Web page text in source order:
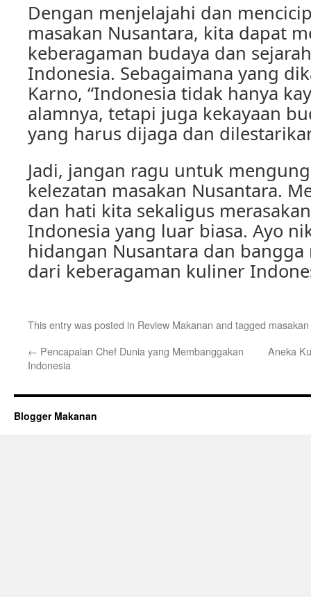
Dengan menjelajahi dan
masakan Nusantara, kita dapat
keberagaman budaya dan
Indonesia. Sebagaimana yang
Karno, “Indonesia tidak hanya
alamnya, tetapi juga kekayaan
yang harus dijaga dan
Jadi, jangan ragu untuk
kelezatan masakan Nusantara.
dan hati kita sekaligus
Indonesia yang luar biasa. Ayo
hidangan Nusantara dan
dari keberagaman kuliner
This entry was posted in Review Makanan and tagged
← Pencapaian Chef Dunia yang Membanggakan
Indonesia
Aneka
Blogger Makanan